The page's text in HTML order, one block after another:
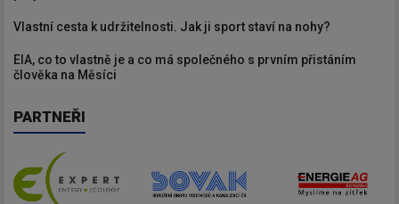
Vlastní cesta k udržitelnosti. Jak ji sport staví na nohy?
EIA, co to vlastně je a co má společného s prvním přistáním
člověka na Měsíci
PARTNEŘI